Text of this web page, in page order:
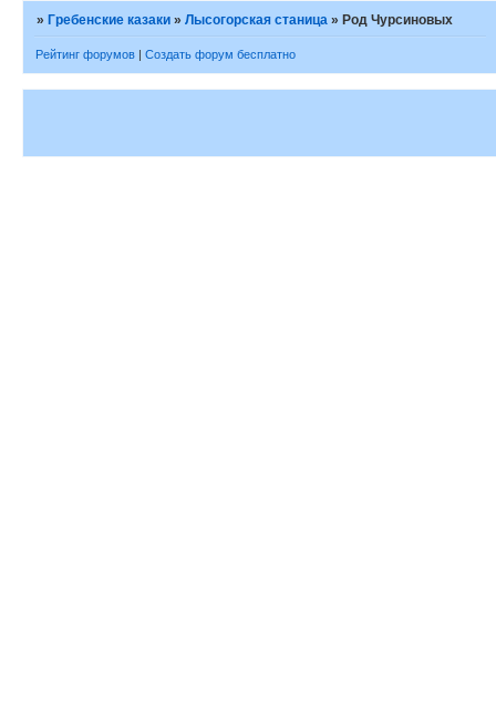
»Гребенские казаки »Лысогорская станица »Род Чурсиновых
Рейтинг форумов | Создать форум бесплатно